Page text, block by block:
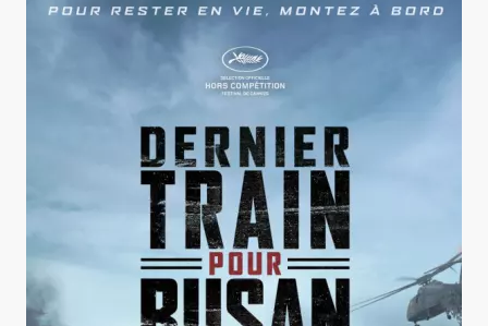
Dernier train pour Busan